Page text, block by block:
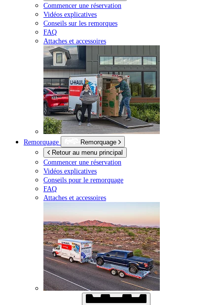
Commencer une réservation
Vidéos explicatives
Conseils sur les remorques
FAQ
Attaches et accessoires
Remorquage
Remorquage
Retour au menu principal
Commencer une réservation
Vidéos explicatives
Conseils pour le remorquage
FAQ
Attaches et accessoires